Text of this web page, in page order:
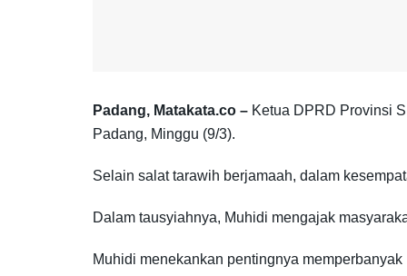
Padang, Matakata.co – Ketua DPRD Provinsi
Padang, Minggu (9/3).
Selain salat tarawih berjamaah, dalam
Dalam tausyiahnya, Muhidi mengajak
Muhidi menekankan pentingnya